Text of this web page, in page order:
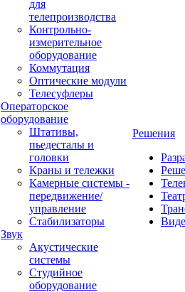
для
телепроизводства
Контрольно-
измерительное
оборудование
Коммутация
Оптические модули
Телесуфлеры
Операторское
оборудование
Штативы,
пьедесталы и
головки
Краны и тележки
Камерные системы -
передвижение/
управление
Стабилизаторы
Звук
Акустические
системы
Студийное
оборудование
Решения